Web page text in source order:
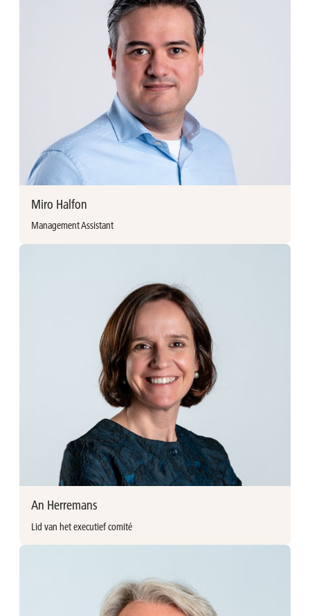
Hilde Haems vervoegde Ackermans & van Haaren in 2019
als Chief Human Capital Officer. Ze behaalde een Master in
Klinische Psychologie aan de Universiteit Gent en een
Executive Master in Human Resource Management aan de
Vlerick Business School. Hilde startte haar loopbaan bij ING
en werkte vervolgens als HR Director bij Allen & Overy, in
diverse rollen in de USG Groep en als CHRO bij SDWorx.
Hilde Haems
Chief Human Capital Officer
Miro Halfon
Management Assistant
Miro Halfon trad in 2023 in dienst bij Ackermans & van
Haaren als Persoonlijke Assistent. Hij behaalde een diploma
Secretariaatstaal. Voorheen adviseerde Miro zelfstandigen
over het opstarten van een onderneming en de sociale
wetgeving in België.
Miro Halfon
Personal assistant
+32 (0)3 376 88 40
An Herremans
Lid van het executief comité
An Herremans (°1982, belg)